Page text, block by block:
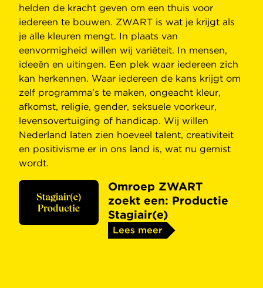
helden de kracht geven om een thuis voor
iedereen te bouwen. ZWART is wat je krijgt als
je alle kleuren mengt. In plaats van
eenvormigheid willen wij variëteit. In mensen,
ideeën en uitingen. Een plek waar iedereen zich
kan herkennen. Waar iedereen de kans krijgt om
zelf programma’s te maken, ongeacht kleur,
afkomst, religie, gender, seksuele voorkeur,
levensovertuiging of handicap. Wij willen
Nederland laten zien hoeveel talent, creativiteit
en positivisme er in ons land is, wat nu gemist
wordt.
Omroep ZWART
zoekt een: Productie
Stagiair(e)
Lees meer